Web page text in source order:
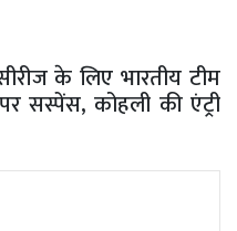
के लिए भारतीय टीम
सस्पेंस, कोहली की एंट्री